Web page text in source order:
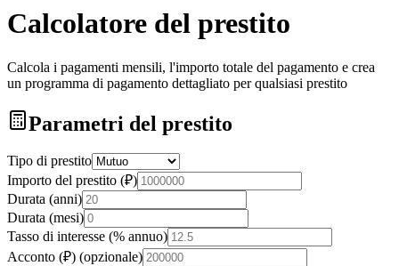
Calcolatore del prestito
Calcola i pagamenti mensili, l'importo totale del pagamento e crea
un programma di pagamento dettagliato per qualsiasi prestito
Parametri del prestito
Tipo di prestito
Importo del prestito (₽)
Durata (anni)
Durata (mesi)
Tasso di interesse (% annuo)
Acconto (₽) (opzionale)